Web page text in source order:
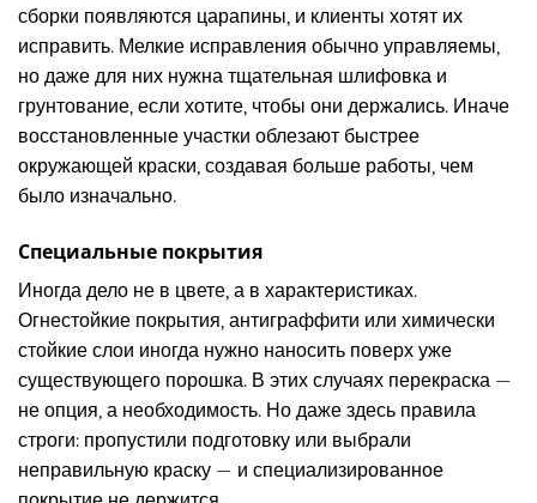
сборки появляются царапины, и клиенты хотят их
исправить. Мелкие исправления обычно управляемы,
но даже для них нужна тщательная шлифовка и
грунтование, если хотите, чтобы они держались. Иначе
восстановленные участки облезают быстрее
окружающей краски, создавая больше работы, чем
было изначально.
Специальные покрытия
Иногда дело не в цвете, а в характеристиках.
Огнестойкие покрытия, антиграффити или химически
стойкие слои иногда нужно наносить поверх уже
существующего порошка. В этих случаях перекраска —
не опция, а необходимость. Но даже здесь правила
строги: пропустили подготовку или выбрали
неправильную краску — и специализированное